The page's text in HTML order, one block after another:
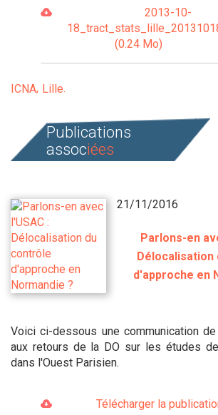
2013-10-
(0.24 Mo)
ICNA Lille
Publications
associées
21/11/2016
Parlons-en
Délocalisation
d'approche en
Voici ci-dessous une communication de
aux retours de la DO sur les études
dans l'Ouest Parisien.
Télécharger la